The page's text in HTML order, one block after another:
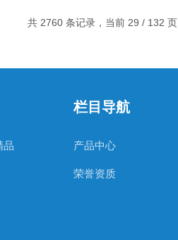
共 2760 条记录，当前 29 / 132 页
品
栏目导航
产品中心
荣誉资质